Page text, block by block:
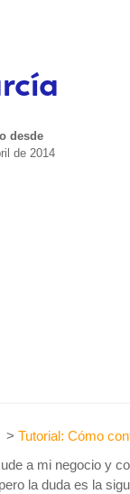
desde
de 2014
Tutorial: Cómo
a mi negocio y
la duda es la